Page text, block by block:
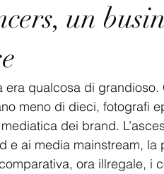
un
qualcosa di grandioso.
meno di dieci, fotografi
dei brand.
e ai media mainstream, la
ora illregale, i